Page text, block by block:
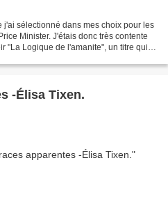
sélectionné dans mes choix pour les
Minister. J'étais donc très contente
"La Logique de l'amanite", un titre qui a
-Élisa Tixen.